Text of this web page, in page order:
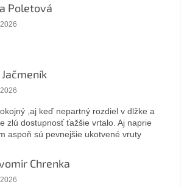
Poletová
obchodu je 5 z 5 hviezdičiek.
Jačmeník
obchodu je 5 z 5 hviezdičiek.
,aj keď nepartný rozdiel v dlžke a
zlú dostupnosť ťažšie vrtalo. Aj naprie
aspoň sú pevnejšie ukotvené vruty
Chrenka
obchodu je 5 z 5 hviezdičiek.